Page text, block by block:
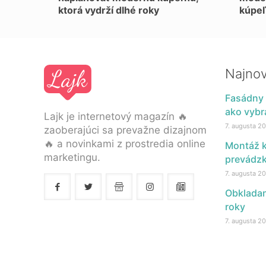
ktorá vydrží dlhé roky
Lajk je internetový magazín 🔥
zaoberajúci sa prevažne dizajnom
🔥 a novinkami z prostredia online
marketingu.
ako
7. augusta
Montáž
7. augusta
roky
7. augusta